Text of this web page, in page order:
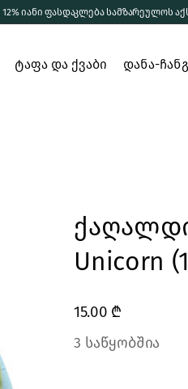
იანი ფასდაკლება სამზარეულოს
ტაფა და ქვაბი დანა-
Unicorn
15.00 ₾
3 საწყობშია